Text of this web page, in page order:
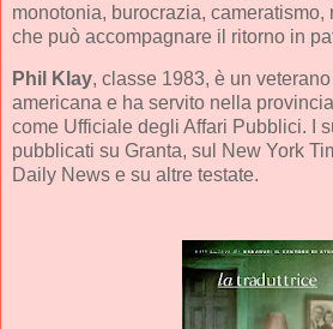
monotonia, burocrazia,
che può accompagnare il ritorno in
Phil Klay, classe 1983, è un
americana e ha servito nella
come Ufficiale degli Affari Pubblici. I
pubblicati su Granta, sul New York
Daily News e su altre testate.